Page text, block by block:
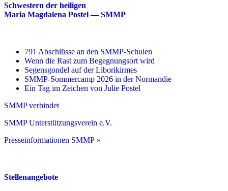
Schwestern der heiligen
Maria Magdalena Postel — SMMP
791 Abschlüsse an den SMMP-Schulen
Wenn die Rast zum Begegnungsort wird
Segensgondel auf der Liborikirmes
SMMP-Sommercamp 2026 in der Normandie
Ein Tag im Zeichen von Julie Postel
SMMP verbindet
SMMP Unterstützungsverein e.V.
Presseinformationen SMMP »
Stellenangebote